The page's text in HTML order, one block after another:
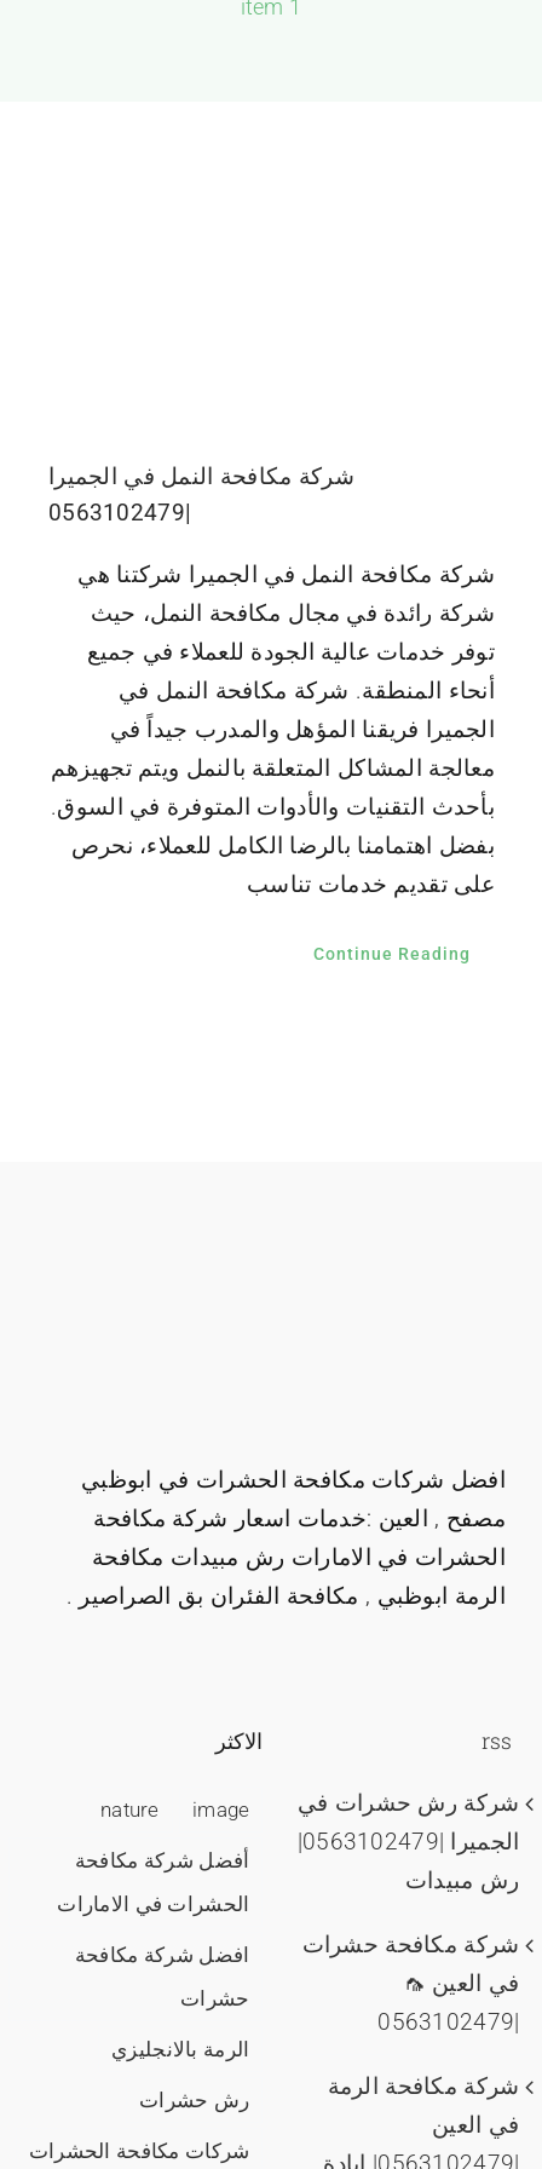
1 item
شركة مكافحة النمل في الجميرا
|0563102479
شركة مكافحة النمل في الجميرا شركتنا هي
شركة رائدة في مجال مكافحة النمل، حيث
توفر خدمات عالية الجودة للعملاء في جميع
أنحاء المنطقة. شركة مكافحة النمل في
الجميرا فريقنا المؤهل والمدرب جيداً في
معالجة المشاكل المتعلقة بالنمل ويتم تجهيزهم
بأحدث التقنيات والأدوات المتوفرة في السوق.
بفضل اهتمامنا بالرضا الكامل للعملاء، نحرص
على تقديم خدمات تناسب
Continue Reading
افضل شركات مكافحة الحشرات في ابوظبي
مصفح , العين :خدمات اسعار شركة مكافحة
الحشرات في الامارات رش مبيدات مكافحة
الرمة ابوظبي , مكافحة الفئران بق الصراصير .
rss
شركة رش حشرات في
الجميرا |0563102479|
رش مبيدات
شركة مكافحة حشرات
في العين 🦟
|0563102479
شركة مكافحة الرمة
في العين
|0563102479| ابادة
الاكثر
image
nature
أفضل شركة مكافحة
الحشرات في الامارات
افضل شركة مكافحة
حشرات
الرمة بالانجليزي
رش حشرات
شركات مكافحة الحشرات